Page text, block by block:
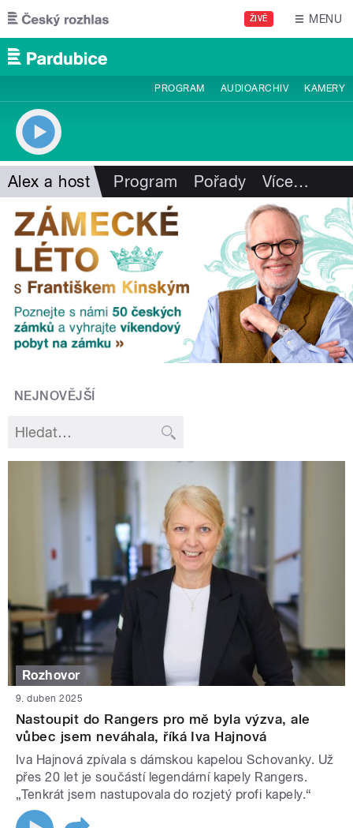
Přejít k hlavnímu obsahu
ŽIVĚ MENU
PROGRAM AUDIOARCHIV KAMERY
Alex a host Program Pořady Více…
NEJNOVĚJŠÍ
Rozhovor
9. duben 2025
Nastoupit do Rangers pro mě byla výzva, ale
vůbec jsem neváhala, říká Iva Hajnová
Iva Hajnová zpívala s dámskou kapelou Schovanky. Už
přes 20 let je součástí legendární kapely Rangers.
„Tenkrát jsem nastupovala do rozjetý profi kapely.“